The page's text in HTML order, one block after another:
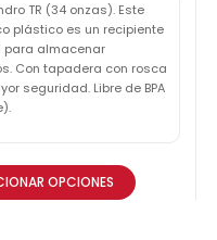
TR (34 onzas). Este
plástico es un recipiente
para almacenar
Con tapadera con rosca
seguridad. Libre de BPA
OPCIONES